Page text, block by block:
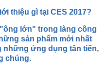
thiệu gì tại CES 2017?
"ông lớn" trong làng công
sản phẩm mới nhất
những ứng dụng tân tiến,
chúng.